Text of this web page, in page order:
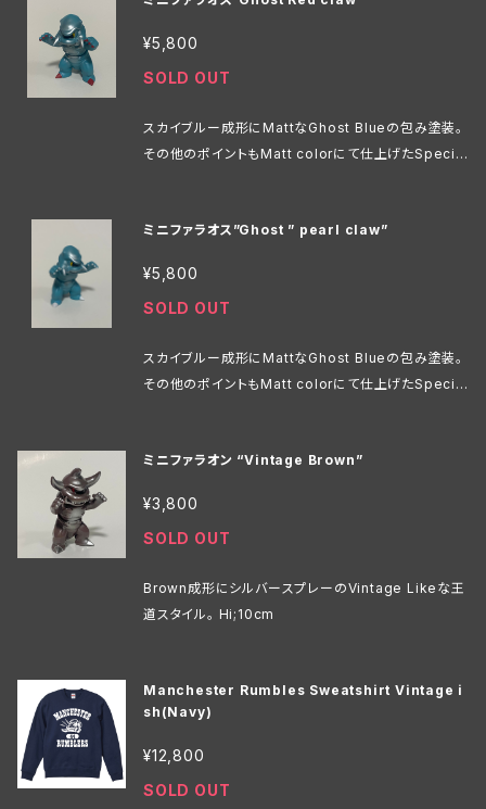
¥5,800
SOLD OUT
スカイブルー成形にMattなGhost Blueの包み塗装。
その他のポイントもMatt colorにて仕上げたSpecial
ミニファラオス”Ghost ” pearl claw”
¥5,800
SOLD OUT
スカイブルー成形にMattなGhost Blueの包み塗装。
その他のポイントもMatt colorにて仕上げたSpecial
ミニファラオン “Vintage Brown”
¥3,800
SOLD OUT
Brown成形にシルバースプレーのVintage Likeな王
道スタイル。 Hi;10cm
Manchester Rumbles Sweatshirt Vintage i
sh(Navy)
¥12,800
SOLD OUT